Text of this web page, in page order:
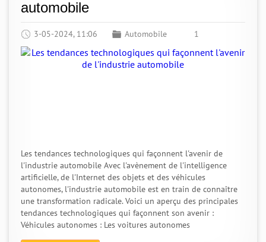
automobile
3-05-2024, 11:06 Automobile 1
Les tendances technologiques qui façonnent l'avenir de
l'industrie automobile Avec l'avènement de l'intelligence
artificielle, de l'Internet des objets et des véhicules
autonomes, l'industrie automobile est en train de connaître
une transformation radicale. Voici un aperçu des principales
tendances technologiques qui façonnent son avenir :
Véhicules autonomes : Les voitures autonomes